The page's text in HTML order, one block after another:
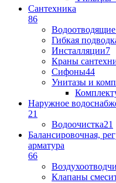
Сантехника
86
Гибкая
Инсталляции7
Краны
Сифоны44
Унитазы и
Наружное
21
Водоочистка21
Балансировочная,
арматура
66
Клапаны